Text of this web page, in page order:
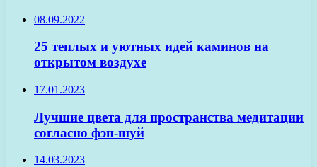
08.09.2022
25 теплых и уютных идей каминов на
открытом воздухе
17.01.2023
Лучшие цвета для пространства медитации
согласно фэн-шуй
14.03.2023